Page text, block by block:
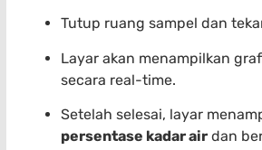
Tutup ruang sampel dan
Layar akan menampilkan
secara real-time.
Setelah selesai, layar
persentase kadar air dan